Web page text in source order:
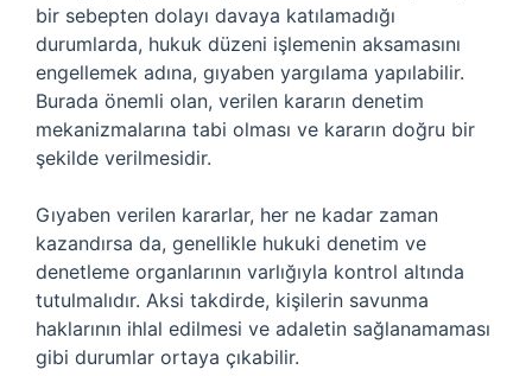
bir sebepten dolayı davaya katılamadığı
durumlarda, hukuk düzeni işlemenin aksamasını
engellemek adına, gıyaben yargılama yapılabilir.
Burada önemli olan, verilen kararın denetim
mekanizmalarına tabi olması ve kararın doğru bir
şekilde verilmesidir.
Gıyaben verilen kararlar, her ne kadar zaman
kazandırsa da, genellikle hukuki denetim ve
denetleme organlarının varlığıyla kontrol altında
tutulmalıdır. Aksi takdirde, kişilerin savunma
haklarının ihlal edilmesi ve adaletin sağlanamaması
gibi durumlar ortaya çıkabilir.